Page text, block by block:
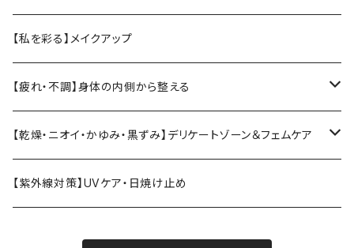
ククイウォーター・プレミアムウォーター
【KIREI】シリーズ
MarUmi
テラヘルツ
温活・身体ケア
ブラシ
CBD
バスソルト
【私を彩る】メイクアップ
【疲れ・不調】身体の内側から整える
エラスチン
エクソソームドリンク
【乾燥・ニオイ・かゆみ・黒ずみ】デリケートゾーン＆フェムケア
デリケートゾーン・フェムケア
【紫外線対策】UVケア・日焼け止め